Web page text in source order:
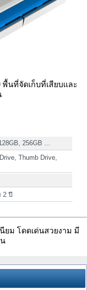
พื้นที่จัดเก็บที่เสียบและ
256GB ...
Thumb Drive,
2 ปี
ยม โดดเด่นสวยงาม มี